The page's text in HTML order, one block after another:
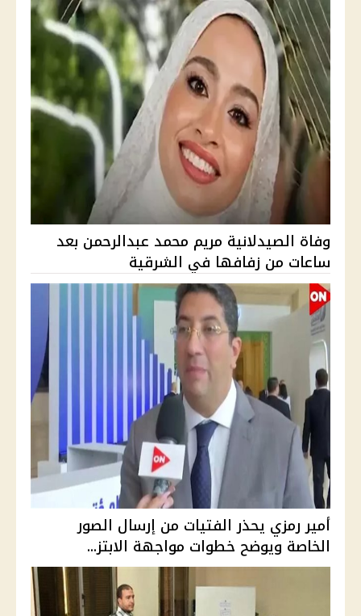
وفاة الصيدلانية مريم محمد عبدالرحمن بعد
ساعات من زفافها في الشرقية
أمير رمزي يحذر الفتيات من إرسال الصور
الخاصة ويوضح خطوات مواجهة الابتز...